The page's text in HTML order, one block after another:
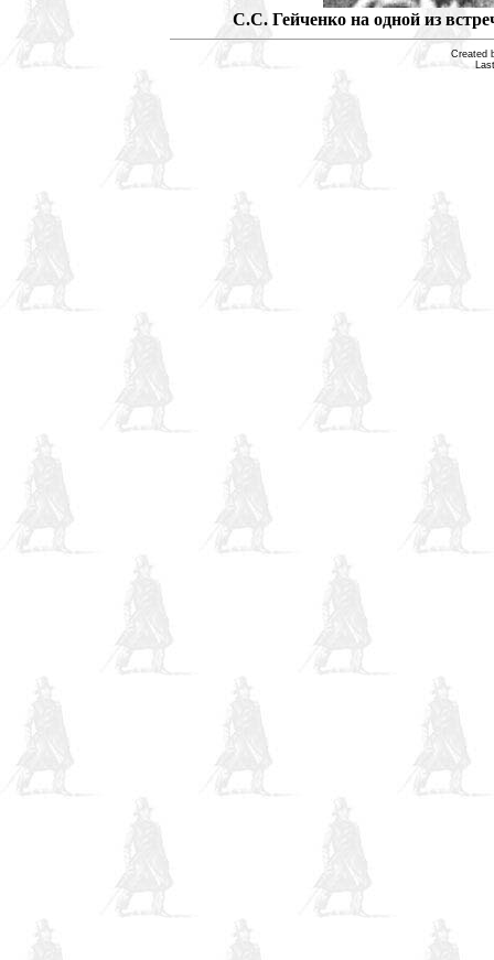
С.С. Гейченко на одной из
Created